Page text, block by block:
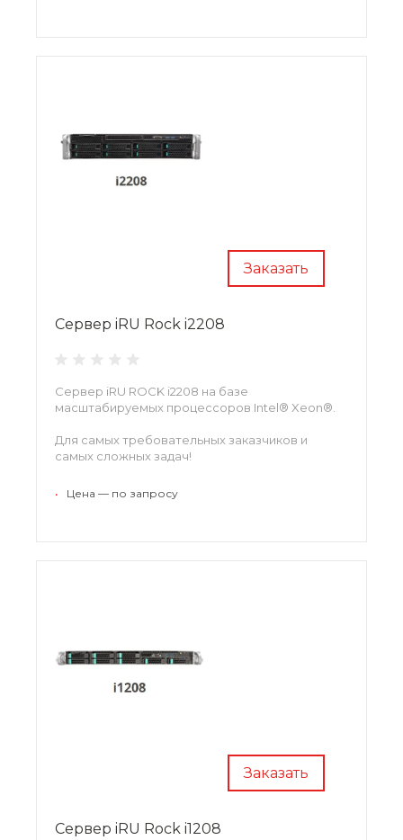
Заказать
Сервер iRU Rock i2208
Сервер iRU ROCK i2208 на базе
масштабируемых процессоров Intel® Xeon®.
Для самых требовательных заказчиков и
самых сложных задач!
• Цена — по запросу
Заказать
Сервер iRU Rock i1208